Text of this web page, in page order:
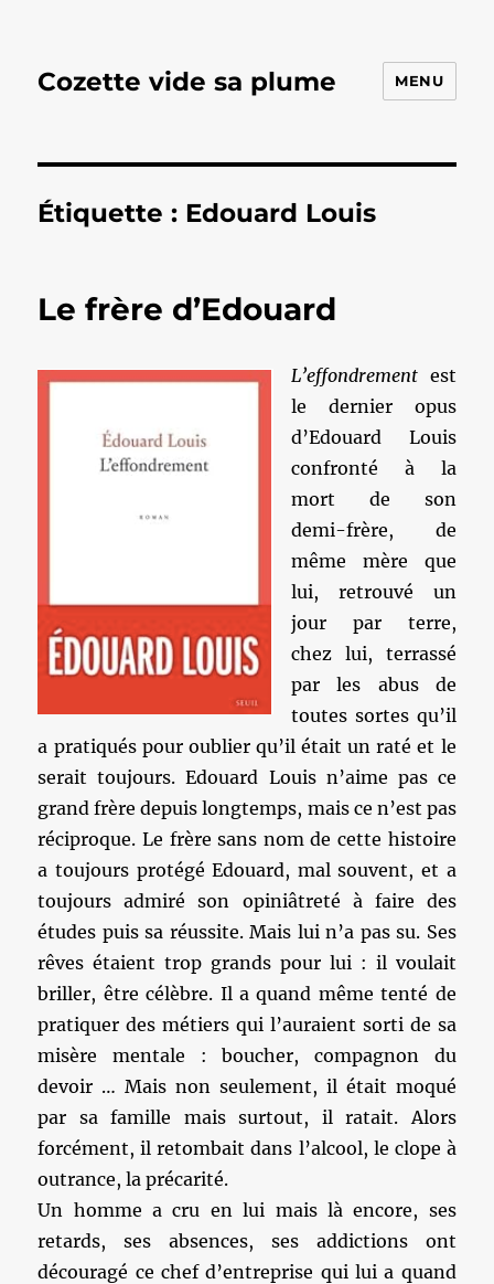
Cozette vide sa plume MENU
Étiquette : Edouard Louis
Le frère d’Edouard
L’effondrement est
le dernier opus
d’Edouard Louis
confronté à la
mort de son
demi-frère, de
même mère que
lui, retrouvé un
jour par terre,
chez lui, terrassé
par les abus de
toutes sortes qu’il
a pratiqués pour oublier qu’il était un raté et le
serait toujours. Edouard Louis n’aime pas ce
grand frère depuis longtemps, mais ce n’est pas
réciproque. Le frère sans nom de cette histoire
a toujours protégé Edouard, mal souvent, et a
toujours admiré son opiniâtreté à faire des
études puis sa réussite. Mais lui n’a pas su. Ses
rêves étaient trop grands pour lui : il voulait
briller, être célèbre. Il a quand même tenté de
pratiquer des métiers qui l’auraient sorti de sa
misère mentale : boucher, compagnon du
devoir … Mais non seulement, il était moqué
par sa famille mais surtout, il ratait. Alors
forcément, il retombait dans l’alcool, le clope à
outrance, la précarité.
Un homme a cru en lui mais là encore, ses
retards, ses absences, ses addictions ont
découragé ce chef d’entreprise qui lui a quand